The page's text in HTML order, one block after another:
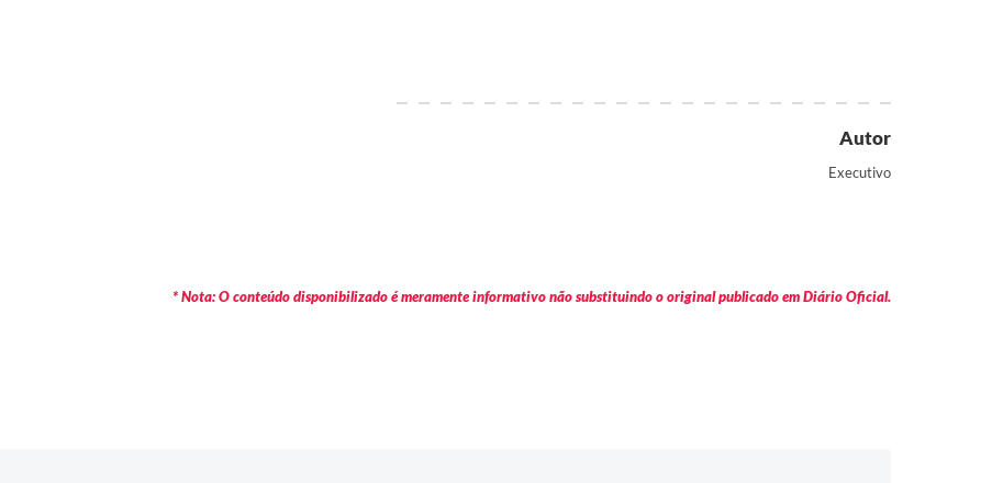
Autor
Executivo
* Nota: O conteúdo disponibilizado é meramente informativo não substituindo o original publicado em Diário Oficial.